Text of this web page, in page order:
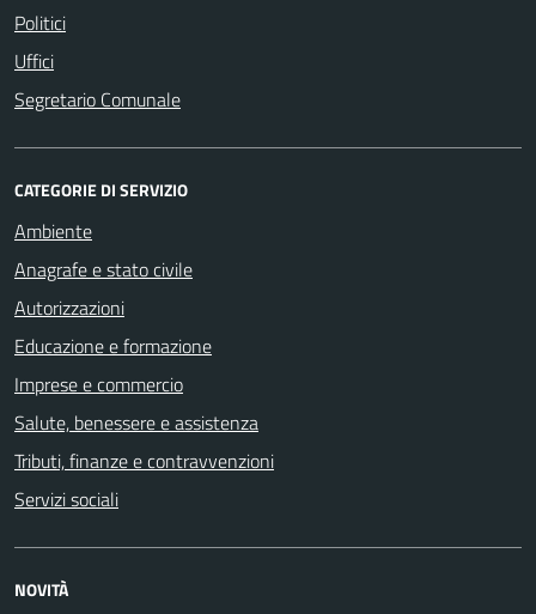
Politici
Uffici
Segretario Comunale
CATEGORIE DI SERVIZIO
Ambiente
Anagrafe e stato civile
Autorizzazioni
Educazione e formazione
Imprese e commercio
Salute, benessere e assistenza
Tributi, finanze e contravvenzioni
Servizi sociali
NOVITÀ